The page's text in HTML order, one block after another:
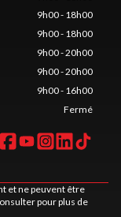
9h00 - 18h00
9h00 - 18h00
9h00 - 20h00
9h00 - 20h00
9h00 - 16h00
Fermé
et ne peuvent être
pour plus de